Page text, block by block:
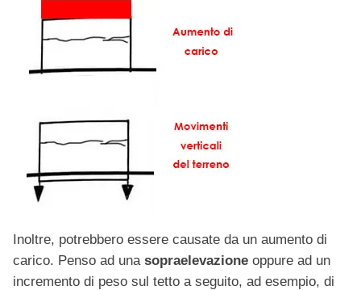
Inoltre, potrebbero essere causate da un aumento di
carico. Penso ad una sopraelevazione oppure ad un
incremento di peso sul tetto a seguito, ad esempio, di